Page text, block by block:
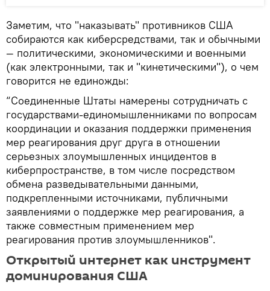
Заметим, что "наказывать" противников США
собираются как киберсредствами, так и обычными
— политическими, экономическими и военными
(как электронными, так и "кинетическими"), о чем
говорится не единожды:
“Соединенные Штаты намерены сотрудничать с
государствами-единомышленниками по вопросам
координации и оказания поддержки применения
мер реагирования друг друга в отношении
серьезных злоумышленных инцидентов в
киберпространстве, в том числе посредством
обмена разведывательными данными,
подкрепленными источниками, публичными
заявлениями о поддержке мер реагирования, а
также совместным применением мер
реагирования против злоумышленников".
Открытый интернет как инструмент
доминирования США